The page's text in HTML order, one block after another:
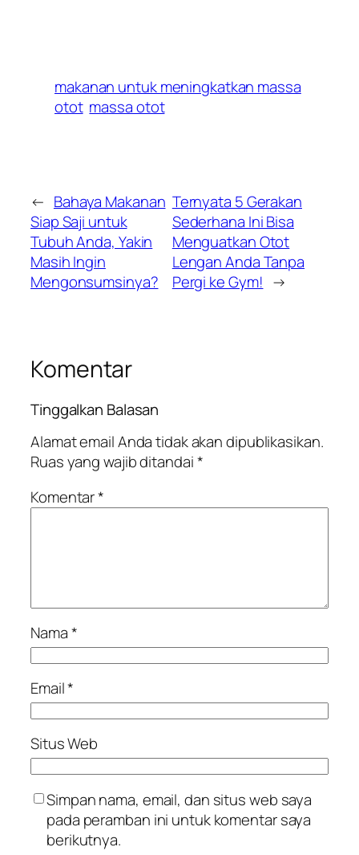
makanan untuk meningkatkan massa
otot massa otot
← Bahaya Makanan
Siap Saji untuk
Tubuh Anda, Yakin
Masih Ingin
Mengonsumsinya?
Ternyata 5 Gerakan
Sederhana Ini Bisa
Menguatkan Otot
Lengan Anda Tanpa
Pergi ke Gym! →
Komentar
Tinggalkan Balasan
Alamat email Anda tidak akan dipublikasikan.
Ruas yang wajib ditandai*
Komentar*
Nama*
Email*
Situs Web
Simpan nama, email, dan situs web saya
pada peramban ini untuk komentar saya
berikutnya.